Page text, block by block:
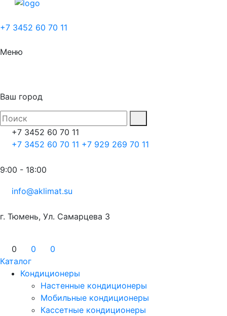
+7 3452 60 70 11
Меню
Ваш город
+7 3452 60 70 11
+7 3452 60 70 11 +7 929 269 70 11
9:00 - 18:00
info@aklimat.su
г. Тюмень, Ул. Самарцева 3
0 0
0
Каталог
Кондиционеры
Настенные кондиционеры
Мобильные кондиционеры
Кассетные кондиционеры